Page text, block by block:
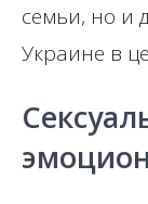
семьи, но и
Украине в